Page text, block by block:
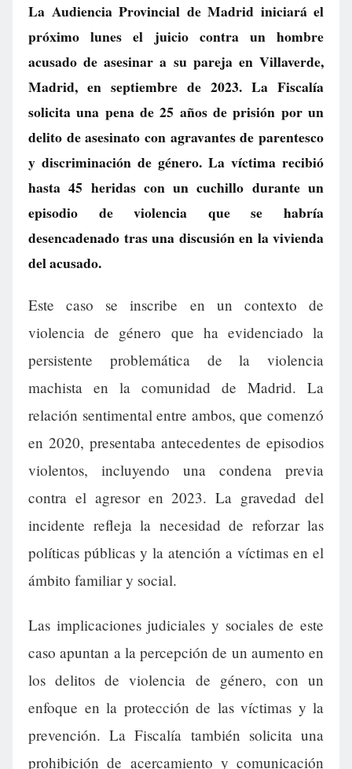
La Audiencia Provincial de Madrid iniciará el
próximo lunes el juicio contra un hombre
acusado de asesinar a su pareja en Villaverde,
Madrid, en septiembre de 2023. La Fiscalía
solicita una pena de 25 años de prisión por un
delito de asesinato con agravantes de parentesco
y discriminación de género. La víctima recibió
hasta 45 heridas con un cuchillo durante un
episodio de violencia que se habría
desencadenado tras una discusión en la vivienda
del acusado.
Este caso se inscribe en un contexto de
violencia de género que ha evidenciado la
persistente problemática de la violencia
machista en la comunidad de Madrid. La
relación sentimental entre ambos, que comenzó
en 2020, presentaba antecedentes de episodios
violentos, incluyendo una condena previa
contra el agresor en 2023. La gravedad del
incidente refleja la necesidad de reforzar las
políticas públicas y la atención a víctimas en el
ámbito familiar y social.
Las implicaciones judiciales y sociales de este
caso apuntan a la percepción de un aumento en
los delitos de violencia de género, con un
enfoque en la protección de las víctimas y la
prevención. La Fiscalía también solicita una
prohibición de acercamiento y comunicación